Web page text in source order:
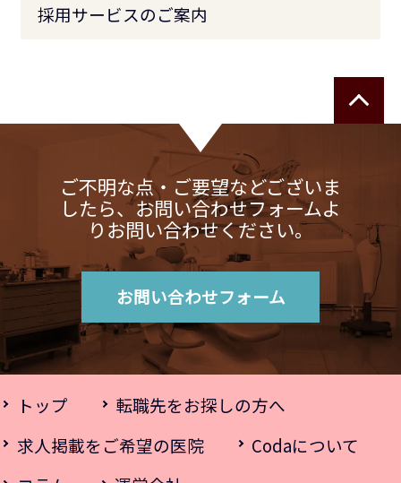
採用サービスのご案内
ご不明な点・ご要望などございま
したら、お問い合わせフォームよ
りお問い合わせください。
お問い合わせフォーム
トップ
転職先をお探しの方へ
求人掲載をご希望の医院
Codaについて